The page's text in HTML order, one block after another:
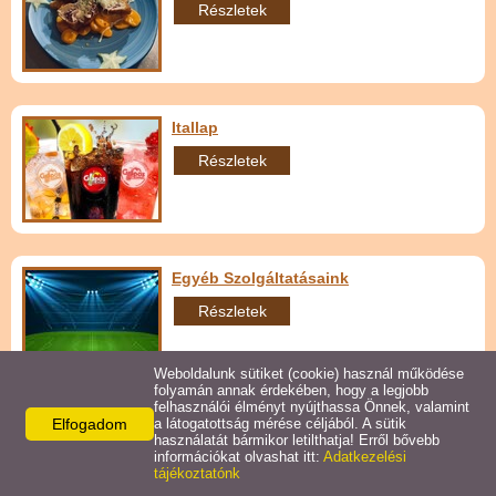
Részletek
Itallap
Részletek
Egyéb Szolgáltatásaink
Részletek
Elérhetőségek
Garabonciás Pizzéria
Elfogadom
Weboldalunk sütiket (cookie) használ működése
folyamán annak érdekében, hogy a legjobb
felhasználói élményt nyújthassa Önnek, valamint
a látogatottság mérése céljából. A sütik
használatát bármikor letilthatja! Erről bővebb
információkat olvashat itt: Adatkezelési
tájékoztatónk